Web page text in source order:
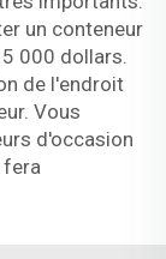
un conteneur
000 dollars.
de l'endroit
Vous
d'occasion
fera